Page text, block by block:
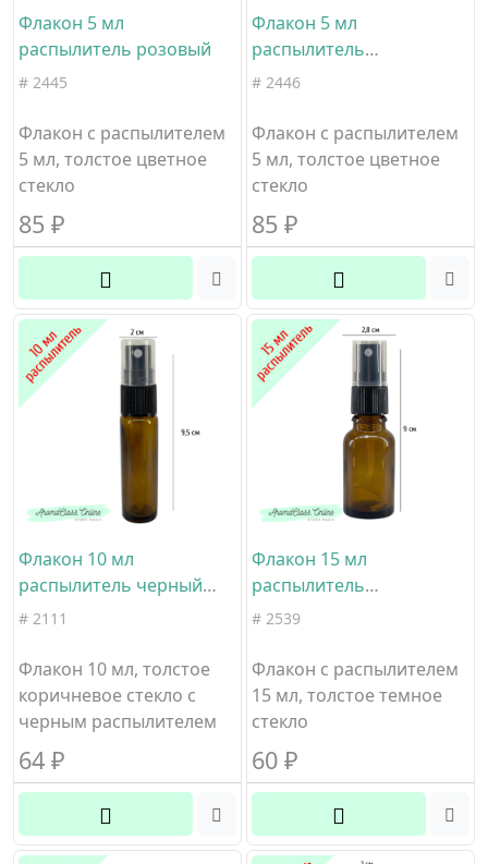
Флакон 5 мл
распылитель розовый
# 2445
Флакон с распылителем
5 мл, толстое цветное
стекло
85 ₽
Флакон 5 мл
распылитель
фиолетовый
# 2446
Флакон с распылителем
5 мл, толстое цветное
стекло
85 ₽
Флакон 10 мл
распылитель черный
ребристый коричневое
# 2111
Флакон 10 мл, толстое
коричневое стекло с
черным распылителем
64 ₽
Флакон 15 мл
распылитель
коричневое стекло
крышка
# 2539
Флакон с распылителем
15 мл, толстое темное
стекло
60 ₽